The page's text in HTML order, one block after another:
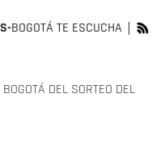
BOGOTÁ TE ESCUCHA
DEL SORTEO DEL